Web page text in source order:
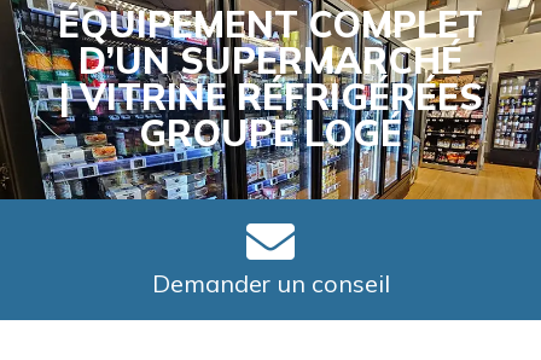
ÉQUIPEMENT COMPLET
D’UN SUPERMARCHÉ
| VITRINE RÉFRIGÉRÉES
GROUPE LOGÉ
Demander un conseil